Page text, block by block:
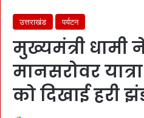
उत्तराखंड पर्यटन
मुख्यमंत्री
मानसरोवर
को दिखाई हरी